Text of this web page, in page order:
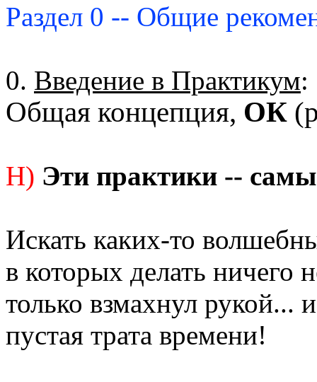
Раздел 0 -- Общие
0. Введение в Практикум:
Общая концепция, ОК
Н) Эти практики --
Искать каких-то
в которых делать ничего
только взмахнул рукой...
пустая трата времени!